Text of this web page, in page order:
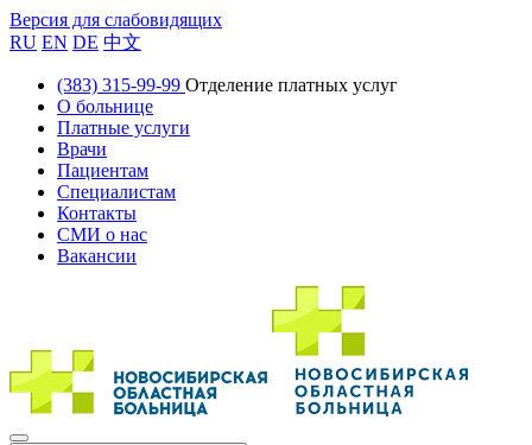
Версия для слабовидящих
RU EN DE 中文
(383) 315-99-99 Отделение платных услуг
О больнице
Платные услуги
Врачи
Пациентам
Специалистам
Контакты
СМИ о нас
Вакансии